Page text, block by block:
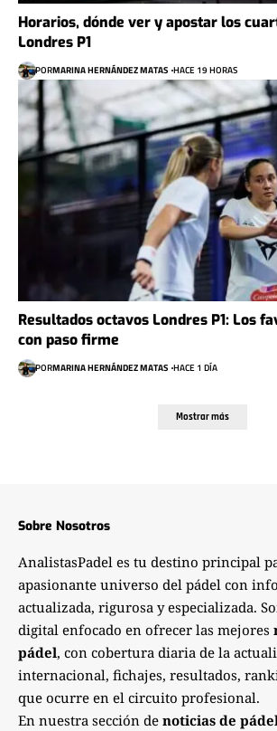
Horarios, dónde ver y apostar los
Londres P1
PORMARINA HERNÁNDEZ MATAS HACE 19 HORAS
Resultados octavos Londres P1: Los
con paso firme
PORMARINA HERNÁNDEZ MATAS HACE 1 DÍA
Mostrar más
Sobre Nosotros
AnalistasPadel es tu destino principal
apasionante universo del pádel con
actualizada, rigurosa y especializada.
digital enfocado en ofrecer las mejores
pádel, con cobertura diaria de la
internacional, fichajes, resultados,
que ocurre en el circuito profesional.
En nuestra sección de noticias de